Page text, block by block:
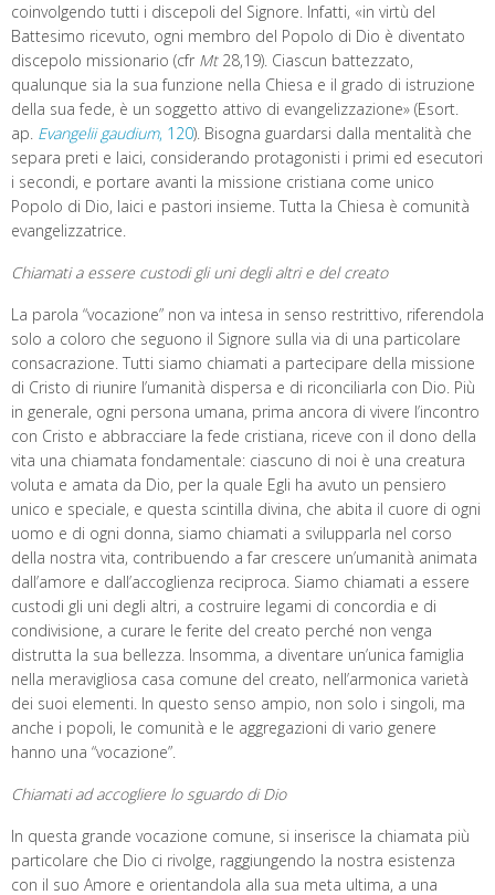
coinvolgendo tutti i discepoli del Signore. Infatti, «in virtù del
Battesimo ricevuto, ogni membro del Popolo di Dio è diventato
discepolo missionario (cfr Mt28,19). Ciascun battezzato,
qualunque sia la sua funzione nella Chiesa e il grado di istruzione
della sua fede, è un soggetto attivo di evangelizzazione» (Esort.
ap. Evangelii gaudium, 120). Bisogna guardarsi dalla mentalità che
separa preti e laici, considerando protagonisti i primi ed esecutori
i secondi, e portare avanti la missione cristiana come unico
Popolo di Dio, laici e pastori insieme. Tutta la Chiesa è comunità
evangelizzatrice.
Chiamati a essere custodi gli uni degli altri e del creato
La parola “vocazione” non va intesa in senso restrittivo, riferendola
solo a coloro che seguono il Signore sulla via di una particolare
consacrazione. Tutti siamo chiamati a partecipare della missione
di Cristo di riunire l’umanità dispersa e di riconciliarla con Dio. Più
in generale, ogni persona umana, prima ancora di vivere l’incontro
con Cristo e abbracciare la fede cristiana, riceve con il dono della
vita una chiamata fondamentale: ciascuno di noi è una creatura
voluta e amata da Dio, per la quale Egli ha avuto un pensiero
unico e speciale, e questa scintilla divina, che abita il cuore di ogni
uomo e di ogni donna, siamo chiamati a svilupparla nel corso
della nostra vita, contribuendo a far crescere un’umanità animata
dall’amore e dall’accoglienza reciproca. Siamo chiamati a essere
custodi gli uni degli altri, a costruire legami di concordia e di
condivisione, a curare le ferite del creato perché non venga
distrutta la sua bellezza. Insomma, a diventare un’unica famiglia
nella meravigliosa casa comune del creato, nell’armonica varietà
dei suoi elementi. In questo senso ampio, non solo i singoli, ma
anche i popoli, le comunità e le aggregazioni di vario genere
hanno una “vocazione”.
Chiamati ad accogliere lo sguardo di Dio
In questa grande vocazione comune, si inserisce la chiamata più
particolare che Dio ci rivolge, raggiungendo la nostra esistenza
con il suo Amore e orientandola alla sua meta ultima, a una